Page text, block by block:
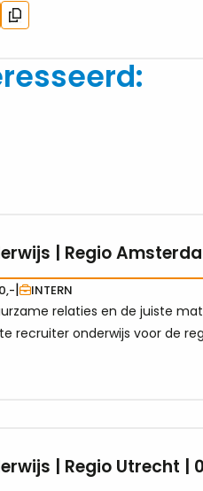
Kopieer
url
| Regio
| INTERN
relaties en de juiste
recruiter onderwijs voor de
| Regio Utrecht |